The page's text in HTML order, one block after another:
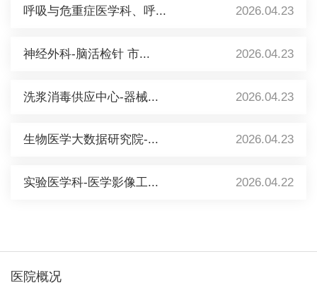
呼吸与危重症医学科、呼... 2026.04.23
神经外科-脑活检针 市... 2026.04.23
洗浆消毒供应中心-器械... 2026.04.23
生物医学大数据研究院-... 2026.04.23
实验医学科-医学影像工... 2026.04.22
医院概况